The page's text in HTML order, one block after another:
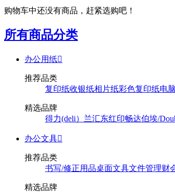
购物车中还没有商品，赶紧选购吧！
所有商品分类
办公用纸
推荐品类
复印纸收银纸相片纸彩色复印纸电
精选品牌
得力(deli） 兰汇东红印畅达伯埃/
办公文具
推荐品类
书写/修正用品桌面文具文件管理财
精选品牌